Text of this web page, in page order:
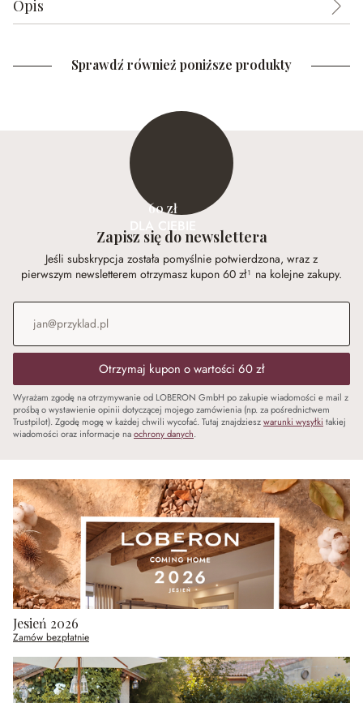
Opis
Sprawdź również poniższe produkty
60 zł
DLA CIEBIE
Zapisz się do newslettera
Jeśli subskrypcja została pomyślnie potwierdzona, wraz z
pierwszym newsletterem otrzymasz kupon 60 zł¹ na kolejne zakupy.
Adres e-mail
Otrzymaj kupon o wartości 60 zł
Wyrażam zgodę na otrzymywanie od LOBERON GmbH po zakupie wiadomości e mail z
prośbą o wystawienie opinii dotyczącej mojego zamówienia (np. za pośrednictwem
Trustpilot). Zgodę mogę w każdej chwili wycofać. Tutaj znajdzieszwarunki wysyłki takiej
wiadomości oraz informacje naochrony danych.
Jesień 2026
Zamów bezpłatnie